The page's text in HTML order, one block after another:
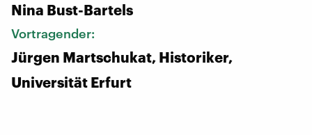
Nina Bust-Bartels
Vortragender:
Jürgen Martschukat, Historiker,
Universität Erfurt